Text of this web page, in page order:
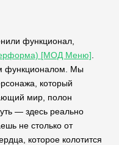
функционал,
[МОД Меню]
функционалом. Мы
который
мир, полон
— здесь реально
не столько от
которое колотится